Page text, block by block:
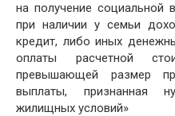
на получение социальной
при наличии у семьи
кредит, либо иных
оплаты расчетной
превышающей размер
выплаты, признанная
жилищных условий»